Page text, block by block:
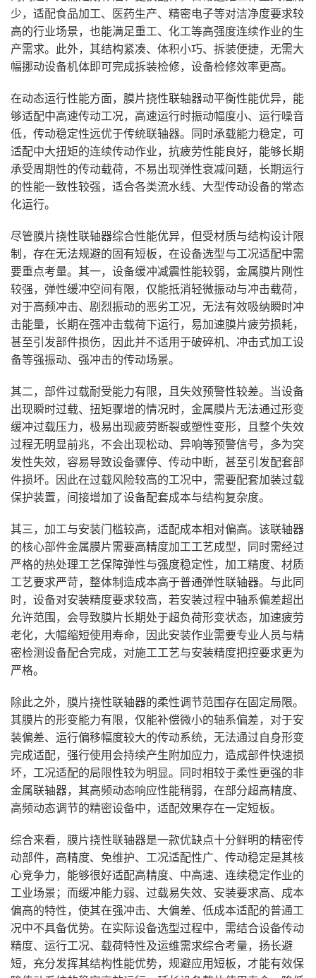
少，适配食品加工、医药生产、精密电子等对洁净度要求较
高的行业场景，也能满足重工、化工等高强度连续作业的生
产需求。此外，其结构紧凑、体积小巧、拆装便捷，无需大
幅挪动设备机体即可完成拆装检修，设备检修效率更高。
在动态运行性能方面，膜片挠性联轴器动平衡性能优异，能
够适配中高速传动工况，高速运行时振动幅度小、运行噪音
低，传动稳定性远优于传统联轴器。同时承载能力稳定，可
适配中大扭矩的连续传动作业，抗疲劳性能良好，能够长期
承受周期性的传动载荷，不易出现弹性衰减问题，长期运行
的性能一致性较强，适合各类流水线、大型传动设备的常态
化运行。
尽管膜片挠性联轴器综合性能优异，但受材质与结构设计限
制，存在无法规避的固有短板，在设备选型与工况适配中需
要重点考量。其一，设备缓冲减震性能较弱，金属膜片刚性
较强，弹性缓冲空间有限，仅能抵消轻微振动与冲击载荷，
对于高频冲击、剧烈振动的恶劣工况，无法有效吸纳瞬时冲
击能量，长期在强冲击载荷下运行，易加速膜片疲劳损耗，
甚至引发部件损伤，因此并不适用于破碎机、冲击式加工设
备等强振动、强冲击的传动场景。
其二，部件过载耐受能力有限，且失效预警性较差。当设备
出现瞬时过载、扭矩骤增的情况时，金属膜片无法通过形变
缓冲过载压力，极易出现疲劳断裂或塑性变形，且整个失效
过程无明显前兆，不会出现松动、异响等预警信号，多为突
发性失效，容易导致设备骤停、传动中断，甚至引发配套部
件损坏。因此在过载风险较高的工况中，需要配套加装过载
保护装置，间接增加了设备配套成本与结构复杂度。
其三，加工与安装门槛较高，适配成本相对偏高。该联轴器
的核心部件金属膜片需要高精度加工工艺成型，同时需经过
严格的热处理工艺保障弹性与强度稳定性，加工精度、材质
工艺要求严苛，整体制造成本高于普通弹性联轴器。与此同
时，设备对安装精度要求较高，若安装过程中轴系偏差超出
允许范围，会导致膜片长期处于超负荷形变状态，加速疲劳
老化，大幅缩短使用寿命，因此安装作业需要专业人员与精
密检测设备配合完成，对施工工艺与安装精度把控要求更为
严格。
除此之外，膜片挠性联轴器的柔性调节范围存在固定局限。
其膜片的形变能力有限，仅能补偿微小的轴系偏差，对于安
装偏差、运行偏移幅度较大的传动系统，无法通过自身形变
完成适配，强行使用会持续产生附加应力，造成部件快速损
坏，工况适配的局限性较为明显。同时相较于柔性更强的非
金属联轴器，其高频动态响应性能稍弱，在部分超高精度、
高频动态调节的精密设备中，适配效果存在一定短板。
综合来看，膜片挠性联轴器是一款优缺点十分鲜明的精密传
动部件，高精度、免维护、工况适配性广、传动稳定是其核
心竞争力，能够很好适配高精度、中高速、连续稳定作业的
工业场景；而缓冲能力弱、过载易失效、安装要求高、成本
偏高的特性，使其在强冲击、大偏差、低成本适配的普通工
况中不具备优势。在实际设备选型过程中，需结合设备传动
精度、运行工况、载荷特性及运维需求综合考量，扬长避
短，充分发挥其结构性能优势，规避应用短板，才能有效保